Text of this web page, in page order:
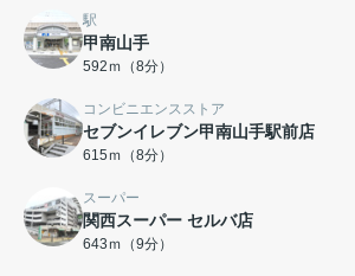
駅
甲南山手
592ｍ（8分）
コンビニエンスストア
セブンイレブン甲南山手駅前店
615ｍ（8分）
スーパー
関西スーパー セルバ店
643ｍ（9分）